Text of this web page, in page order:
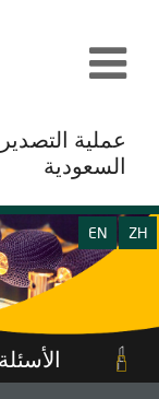
عملية
السعودية
EN ZH